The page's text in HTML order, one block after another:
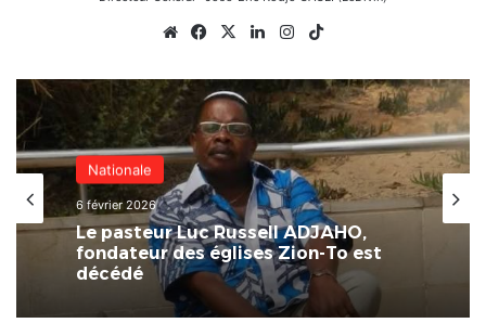
WebsiteFacebook
X LinkedinInstagram
Nationale
6 février 2026
Le pasteur Luc Russell ADJAHO,
fondateur des églises Zion-To est
décédé